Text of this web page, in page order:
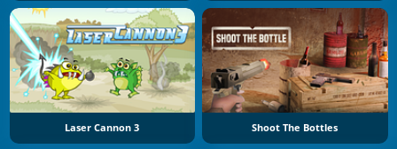
Laser Cannon 3 Shoot The Bottles